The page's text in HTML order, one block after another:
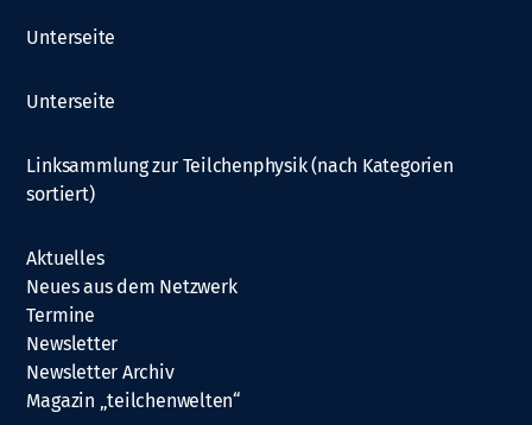
Unterseite
Unterseite
Linksammlung zur Teilchenphysik (nach Kategorien
sortiert)
Aktuelles
Neues aus dem Netzwerk
Termine
Newsletter
Newsletter Archiv
Magazin „teilchenwelten“